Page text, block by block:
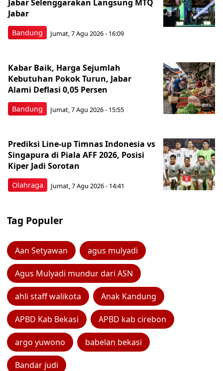
Bandung
Jabar Selenggarakan Langsung MTQ
Jabar
Jumat, 7 Agu 2026 - 16:09
Bandung
Kabar Baik, Harga Sejumlah
Kebutuhan Pokok Turun, Jabar
Alami Deflasi 0,05 Persen
Jumat, 7 Agu 2026 - 15:55
Olahraga
Prediksi Line-up Timnas Indonesia vs
Singapura di Piala AFF 2026, Posisi
Kiper Jadi Sorotan
Jumat, 7 Agu 2026 - 14:41
Tag Populer
Aan Setyawan agus mulyadi
Agus Mulyadi mundur dari ASN
ahli staff walikota Anak Kandung
APBD Kab Bekasi APBD kab cirebon
argo yuwono babelan bekasi
Bandar judi